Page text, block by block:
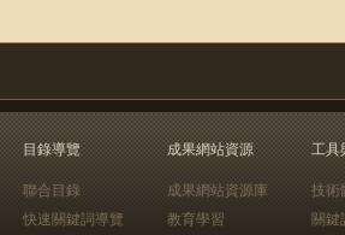
目錄導覽
聯合目錄
快速關鍵詞導覽
成果網站資源
成果網站資源庫
教育學習
工具
技術
關鍵